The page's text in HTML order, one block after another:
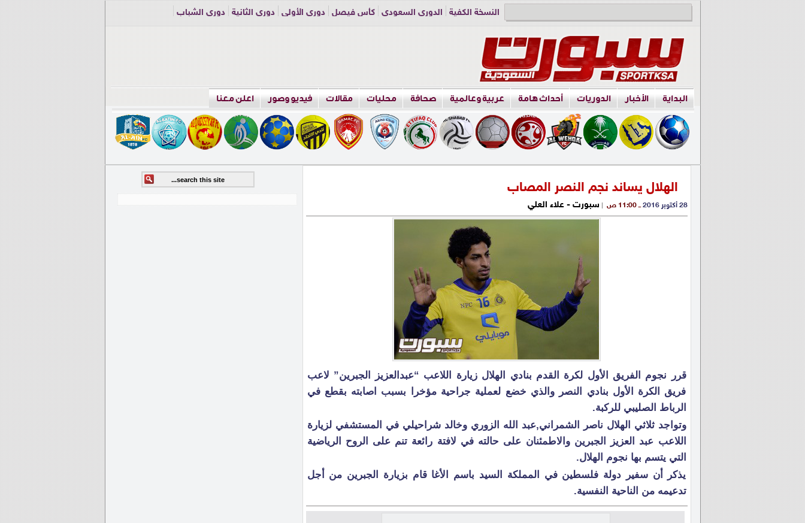
النسخة الكفية الدوري السعودي كأس فيصل دوري الأولى دوري الثانية
دوري الشباب
البداية الأخبار الدوريات أحداث هامة عربية وعالمية صحافة محليات مقالات فيديو وصور اعلن معنا
الهلال يساند نجم النصر المصاب
28 أكتوبر 2016 ــ 11:00 ص | سبورت - علاء العلي
قرر نجوم الفريق الأول لكرة القدم بنادي الهلال زيارة اللاعب “عبدالعزيز الجبرين” لاعب
فريق الكرة الأول بنادي النصر والذي خضع لعملية جراحية مؤخرا بسبب اصابته بقطع في
الرباط الصليبي للركبة.
وتواجد ثلاثي الهلال ناصر الشمراني,عبد الله الزوري وخالد شراحيلي في المستشفي لزيارة
اللاعب عبد العزيز الجبرين والاطمئنان على حالته في لافتة رائعة تنم على الروح الرياضية
التي يتسم بها نجوم الهلال.
يذكر أن سفير دولة فلسطين في المملكة السيد باسم الأغا قام بزيارة الجبرين من أجل
تدعيمه من الناحية النفسية.